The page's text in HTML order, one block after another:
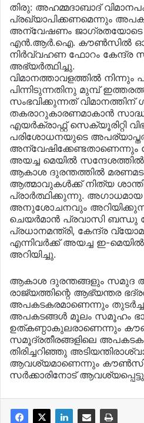
തിരു: അഹമ്മദാബാദ്
പ്രഖ്യാപിക്കണമെന്നും
അന്വേഷണം ജാഗ്രതയോടെ
എന്‍.ആര്‍.ഐ. കൗണ്‍സില്‍
നിര്‍വ്വഹണ ഫോറം കേന്ദ്ര
അഭ്യര്‍ത്ഥിച്ചു.
വിമാനത്താവളത്തില്‍ നിന്നും
പിന്നിടുന്നതിനു മുമ്പ്
സംഭവിക്കുന്നത്
തകരാറുകാരണമാകാന്‍
എയര്‍ക്രാഫ്റ്റ് സെക്യൂരിറ്റി
പരിശോധനയുടെ
അന്വേഷിക്കേണ്ടതാണെന്നും
അയച്ച മെയില്‍
ആകാശ ദുരന്തത്തില്‍
ആത്മാവുകള്‍ക്ക് നിത്യ
പ്രാര്‍ത്ഥിക്കുന്നു.
അനുശോചനവും
ചെയര്‍മാന്‍ പ്രവാസി
പ്രധാനമന്ത്രി, കേന്ദ്ര
എന്നിവര്‍ക്ക് അയച്ച ഇ-
അറിയിച്ചു.
ആകാശ ദുരന്തങ്ങളും സമുദ
രാജ്യത്തിന്റെ ആഭ്യന്തര
അപകടകരമാണെന്നും
അപകടങ്ങള്‍ മൂലം സമൂഹം
ഉത്കണ്ഠാകുലരാണെന്നും
സമൂദ്രതീരങ്ങളിലെ
തിരിച്ചറിഞ്ഞു
ആവശ്യമാണെന്നും
സര്‍ക്കാരിനോട്